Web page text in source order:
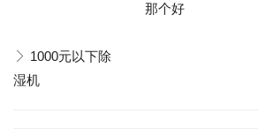
那个好
1000元以下除
湿机